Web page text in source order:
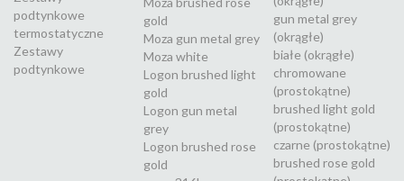
podtynkowe
termostatyczne
Zestawy
podtynkowe
gold
Moza gun metal grey
Moza white
Logon brushed light
gold
Logon gun metal
grey
Logon brushed rose
gold
gun metal grey
(okrągłe)
białe (okrągłe)
chromowane
(prostokątne)
brushed light gold
(prostokątne)
czarne (prostokątne)
brushed rose gold